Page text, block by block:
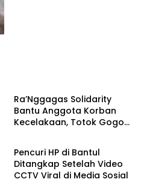
Ra’Nggagas Solidarity
Bantu Anggota Korban
Kecelakaan, Totok Gogon:
Berita
Pencuri HP di Bantul
Ditangkap Setelah Video
CCTV Viral di Media Sosial